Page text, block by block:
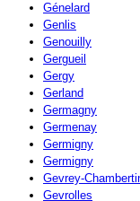
Génelard
Genlis
Genouilly
Gergueil
Gergy
Gerland
Germagny
Germenay
Germigny
Germigny
Gevrey-
Gevrolles